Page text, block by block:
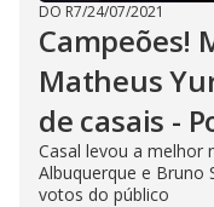
DO R7/24/07/2021
Campeões!
Matheus
de casais -
Casal levou a melhor
Albuquerque e Bruno
votos do público